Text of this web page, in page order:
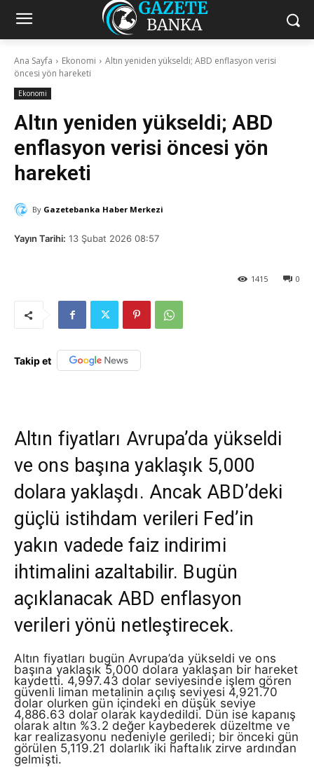
Ana Sayfa Ekonomi
Altın yeniden yükseldi; ABD enflasyon verisi
öncesi yön hareketi
Ekonomi
Altın yeniden yükseldi; ABD
enflasyon verisi öncesi yön
hareketi
By Gazetebanka Haber Merkezi
Yayın Tarihi: 13 Şubat 2026 08:57
0
1415
Takip et
Altın fiyatları Avrupa’da yükseldi
ve ons başına yaklaşık 5,000
dolara yaklaşdı. Ancak ABD’deki
güçlü istihdam verileri Fed’in
yakın vadede faiz indirimi
ihtimalini azaltabilir. Bugün
açıklanacak ABD enflasyon
verileri yönü netleştirecek.
Altın fiyatları bugün Avrupa’da yükseldi ve ons
başına yaklaşık 5,000 dolara yaklaşan bir hareket
kaydetti. 4,997.43 dolar seviyesinde işlem gören
güvenli liman metalinin açılış seviyesi 4,921.70
dolar olurken gün içindeki en düşük seviye
4,886.63 dolar olarak kaydedildi. Dün ise kapanış
olarak altın %3.2 değer kaybederek düzeltme ve
kar realizasyonu nedeniyle geriledi; bir önceki gün
görülen 5,119.21 dolarlık iki haftalık zirve ardından
gelmişti.